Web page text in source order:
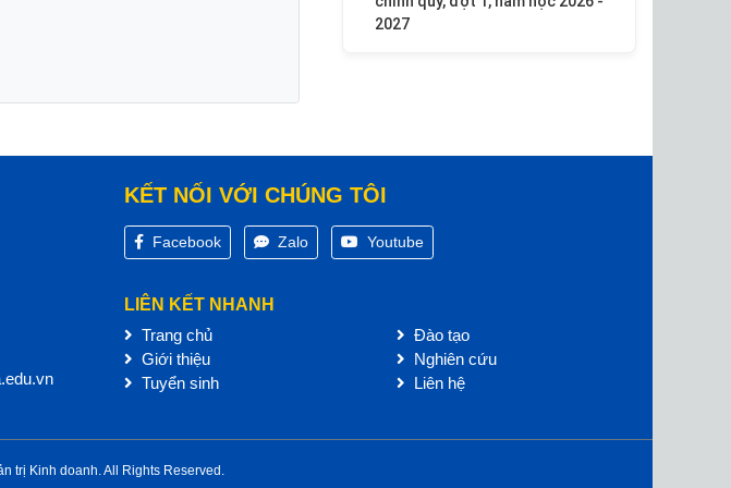
2027
KẾT NỐI VỚI CHÚNG TÔI
Facebook Zalo Youtube
LIÊN KẾT NHANH
Trang chủ
Giới thiệu
Tuyển sinh
Đào tạo
Nghiên cứu
Liên hệ
trị Kinh doanh. All Rights Reserved.